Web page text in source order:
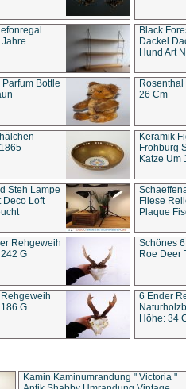
Black
Dackel
Hund Art
Bottle
Rosenthal
26 Cm
Keramik
Frohburg
Katze Um
Steh Lampe
Deco Loft
Fliese
Plaque
Rehgeweih
G
Schönes
Roe Deer
G
6 Ender
Höhe: 34
Kamin Kaminumrandung " Victoria "